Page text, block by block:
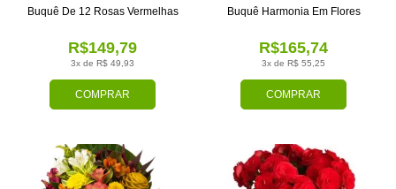
COMPRAR
3x de R$ 49,93
R$149,79
Buquê De 12 Rosas Vermelhas
COMPRAR
3x de R$ 55,25
R$165,74
Buquê Harmonia Em Flores